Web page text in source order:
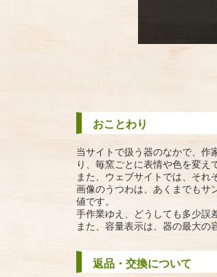
おことわり
当サイトで扱う器のなかで、作
り、毎窯ごとに表情や色を変え
また、ウェブサイトでは、それ
画像のうつわは、あくまでもサ
値です。
手作業ゆえ、どうしても多少誤
また、容量表示は、器の最大の
返品・交換について